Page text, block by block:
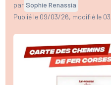
par Sophie Renassia
Publié le 09/03/26, modifié le